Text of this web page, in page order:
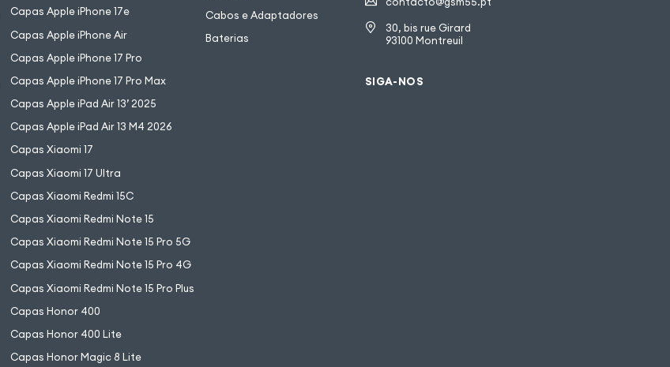
Capas Apple iPhone 17e
Capas Apple iPhone Air
Capas Apple iPhone 17 Pro
Capas Apple iPhone 17 Pro Max
Capas Apple iPad Air 13’ 2025
Capas Apple iPad Air 13 M4 2026
Capas Xiaomi 17
Capas Xiaomi 17 Ultra
Capas Xiaomi Redmi 15C
Capas Xiaomi Redmi Note 15
Capas Xiaomi Redmi Note 15 Pro 5G
Capas Xiaomi Redmi Note 15 Pro 4G
Capas Xiaomi Redmi Note 15 Pro Plus
Capas Honor 400
Capas Honor 400 Lite
Capas Honor Magic 8 Lite
Cabos e Adaptadores
Baterias
30, bis rue Girard
93100 Montreuil
SIGA-NOS